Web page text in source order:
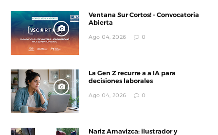
Ventana Sur Cortos! - Convocatoria
Abierta
Ago 04, 2026 0
La Gen Z recurre a a IA para
decisiones laborales
Ago 04, 2026 0
Nariz Amavizca: ilustrador y